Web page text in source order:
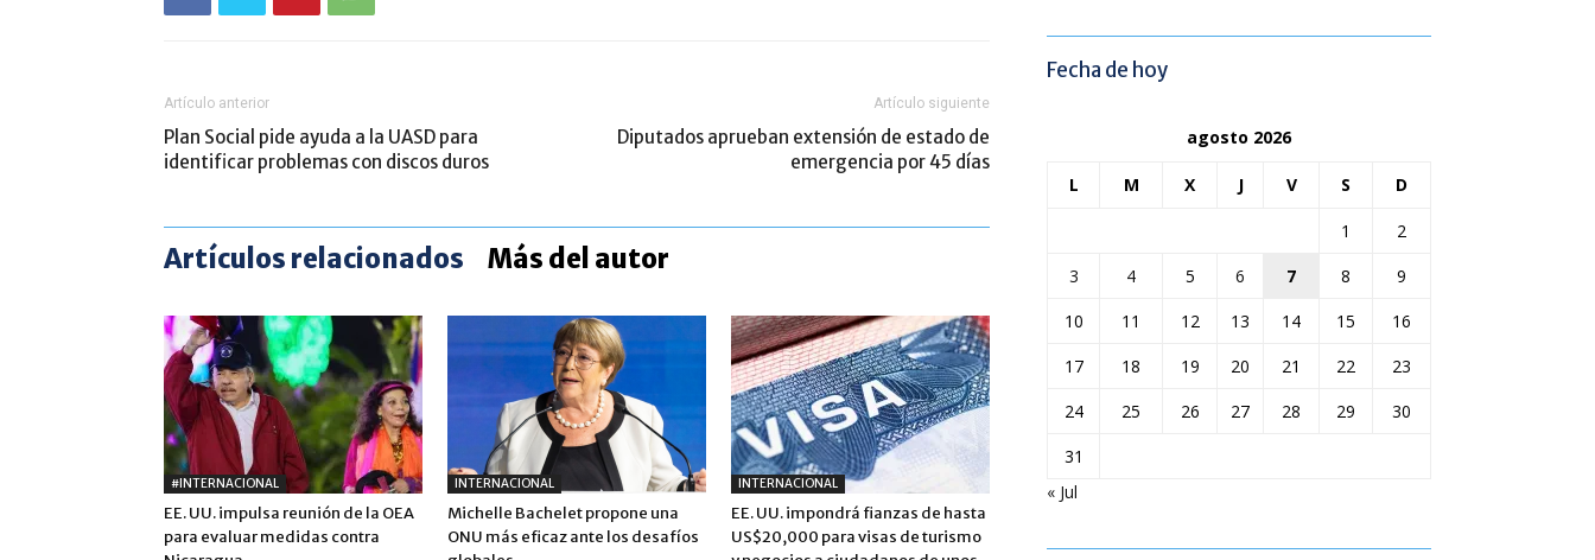
Artículo anterior
Plan Social pide ayuda a la UASD para
identificar problemas con discos duros
Artículo siguiente
Diputados aprueban extensión de estado de
emergencia por 45 días
Artículos relacionados Más del autor
#INTERNACIONAL
EE. UU. impulsa reunión de la OEA
para evaluar medidas contra
INTERNACIONAL
Michelle Bachelet propone una
ONU más eficaz ante los desafíos
INTERNACIONAL
EE. UU. impondrá fianzas de hasta
US$20,000 para visas de turismo
Fecha de hoy
agosto 2026
L M X J V S D
1
2
3
4 5 6 7 8
9
10
11 12 13 14 15
16
17
18 19 20 21 22
23
24
25 26 27 28 29
30
31
« Jul